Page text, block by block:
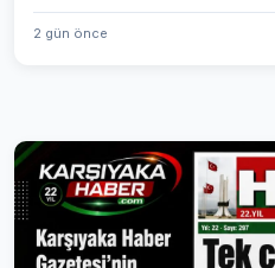
2 gün önce